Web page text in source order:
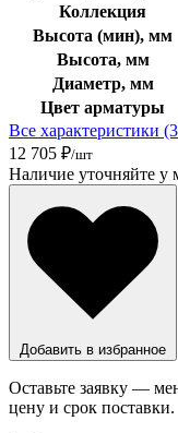
Коллекция
Высота (мин), мм
Высота, мм
Диаметр, мм
Цвет арматуры
Все характеристики
12 705 ₽/шт
Наличие уточняйте у
Добавить в избранное
Оставьте заявку —
цену и срок поставки.